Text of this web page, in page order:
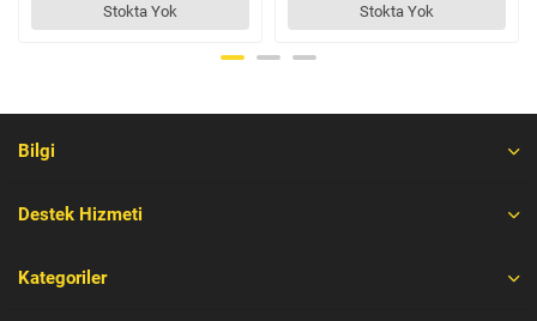
Stokta Yok Stokta Yok
Bilgi
Destek Hizmeti
Kategoriler